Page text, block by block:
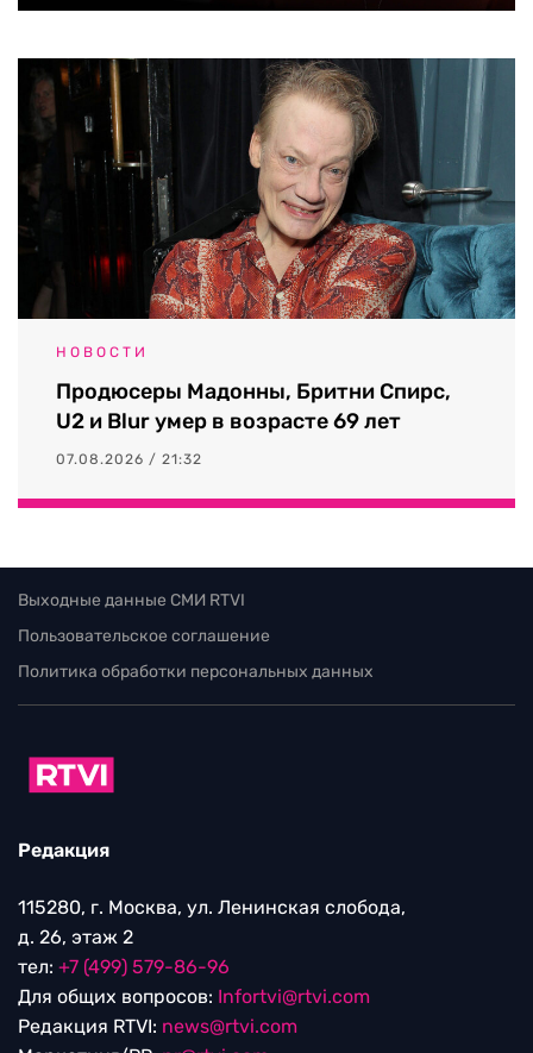
НОВОСТИ
Продюсеры Мадонны, Бритни Спирс,
U2 и Blur умер в возрасте 69 лет
07.08.2026 / 21:32
Выходные данные СМИ RTVI
Пользовательское соглашение
Политика обработки персональных данных
Редакция
115280, г. Москва, ул. Ленинская слобода,
д. 26, этаж 2
тел: +7 (499) 579-86-96
Для общих вопросов: Infortvi@rtvi.com
Редакция RTVI: news@rtvi.com